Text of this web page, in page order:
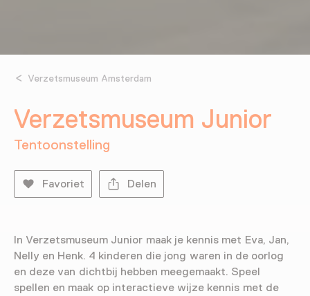
Verzetsmuseum Amsterdam
Verzetsmuseum Junior
Tentoonstelling
Favoriet Delen
In Verzetsmuseum Junior maak je kennis met Eva, Jan,
Nelly en Henk. 4 kinderen die jong waren in de oorlog
en deze van dichtbij hebben meegemaakt. Speel
spellen en maak op interactieve wijze kennis met de